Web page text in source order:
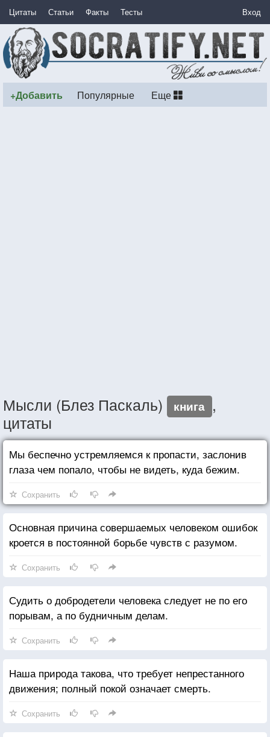
Цитаты Статьи Факты Тесты Вход
+Добавить Популярные Еще
Мысли (Блез Паскаль) книга ,
цитаты
Мы беспечно устремляемся к пропасти, заслонив
глаза чем попало, чтобы не видеть, куда бежим.
Сохранить
Основная причина совершаемых человеком ошибок
кроется в постоянной борьбе чувств с разумом.
Сохранить
Судить о добродетели человека следует не по его
порывам, а по будничным делам.
Сохранить
Наша природа такова, что требует непрестан­ного
движения; полный покой означает смерть.
Сохранить